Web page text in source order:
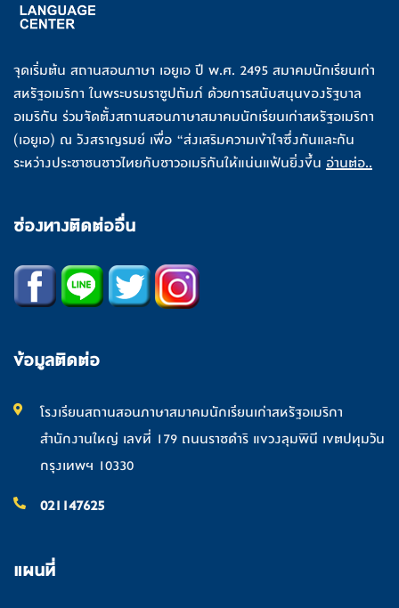
จุดเริ่มต้น สถานสอนภาษา เอยูเอ ปี พ.ศ. 2495 สมาคมนักเรียนเก่า
สหรัฐอเมริกา ในพระบรมราชูปถัมภ์ ด้วยการสนับสนุนของรัฐบาล
อเมริกัน ร่วมจัดตั้งสถานสอนภาษาสมาคมนักเรียนเก่าสหรัฐอเมริกา
(เอยูเอ) ณ วังสราญรมย์ เพื่อ “ส่งเสริมความเข้าใจซึ่งกันและกัน
ระหว่างประชาชนชาวไทยกับชาวอเมริกันให้แน่นแฟ้นยิ่งขึ้น อ่านต่อ..
ช่องทางติดต่ออื่น
ข้อมูลติดต่อ
โรงเรียนสถานสอนภาษาสมาคมนักเรียนเก่าสหรัฐอเมริกา
สำนักงานใหญ่ เลขที่ 179 ถนนราชดำริ แขวงลุมพินี เขตปทุมวัน
กรุงเทพฯ 10330
021147625
แผนที่